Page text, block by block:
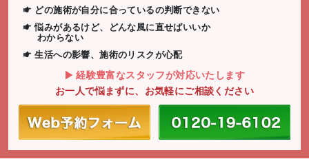
どの施術が自分に合っているの判断できない
悩みがあるけど、どんな風に直せばいいか
わからない
生活への影響、施術のリスクが心配
経験豊富なスタッフが対応いたします
お一人で悩まずに、お気軽にご相談ください